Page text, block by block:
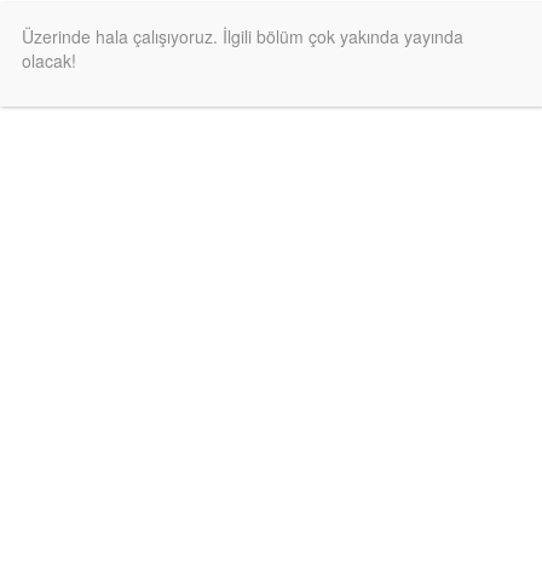
Üzerinde hala çalışıyoruz. İlgili bölüm çok yakında yayında
olacak!